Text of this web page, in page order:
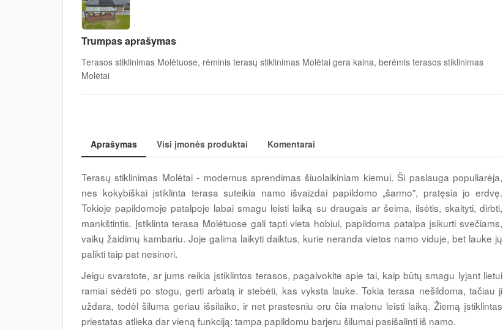
Trumpas aprašymas
Terasos stiklinimas Molėtuose, rėminis terasų stiklinimas Molėtai gera kaina, berėmis terasos stiklinimas
Molėtai
Aprašymas Visi įmonės produktai Komentarai
Terasų stiklinimas Molėtai - modernus sprendimas šiuolaikiniam kiemui. Ši paslauga populiarėja,
nes kokybiškai įstiklinta terasa suteikia namo išvaizdai papildomo „šarmo", pratęsia jo erdvę.
Tokioje papildomoje patalpoje labai smagu leisti laiką su draugais ar šeima, ilsėtis, skaityti, dirbti,
mankštintis. Įstiklinta terasa Molėtuose gali tapti vieta hobiui, papildoma patalpa įsikurti svečiams,
vaikų žaidimų kambariu. Joje galima laikyti daiktus, kurie neranda vietos namo viduje, bet lauke jų
palikti taip pat nesinori.
Jeigu svarstote, ar jums reikia įstiklintos terasos, pagalvokite apie tai, kaip būtų smagu lyjant lietui
ramiai sėdėti po stogu, gerti arbatą ir stebėti, kas vyksta lauke. Tokia terasa nešildoma, tačiau ji
uždara, todėl šiluma geriau išsilaiko, ir net prastesniu oru čia malonu leisti laiką. Žiemą įstiklintas
priestatas atlieka dar vieną funkciją: tampa papildomu barjeru šilumai pasišalinti iš namo.